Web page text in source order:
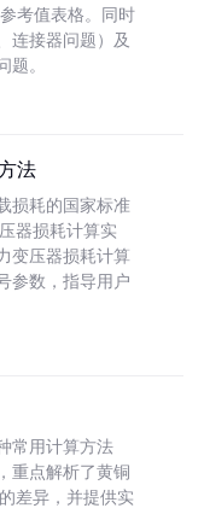
考值表格。同时
连接器问题）及
题。
法
损耗的国家标准
器损耗计算实
变压器损耗计算
参数，指导用户
常用计算方法
重点解析了黄铜
差异，并提供实